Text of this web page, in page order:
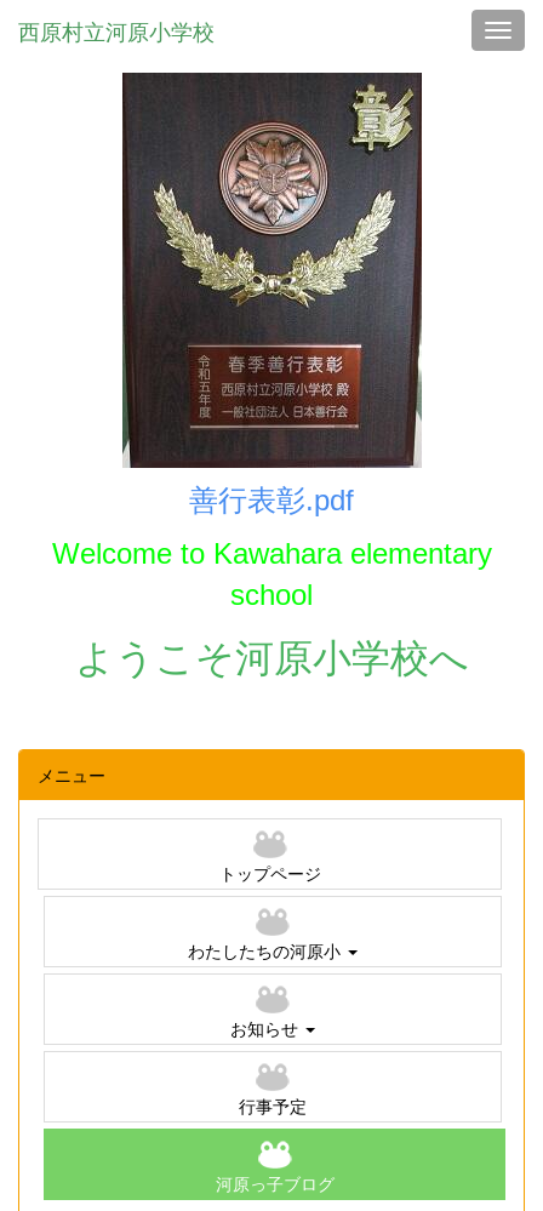
西原村立河原小学校
善行表彰.pdf
Welcome to Kawahara elementary
school
ようこそ河原小学校へ
メニュー
トップページ
わたしたちの河原小
お知らせ
行事予定
河原っ子ブログ